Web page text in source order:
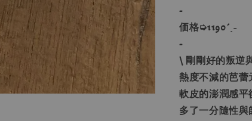
-
価格➭1190´ˎ˗
-
\ 剛剛好的叛逆
熱度不減的芭
軟皮的澎潤感
多了一分隨性與